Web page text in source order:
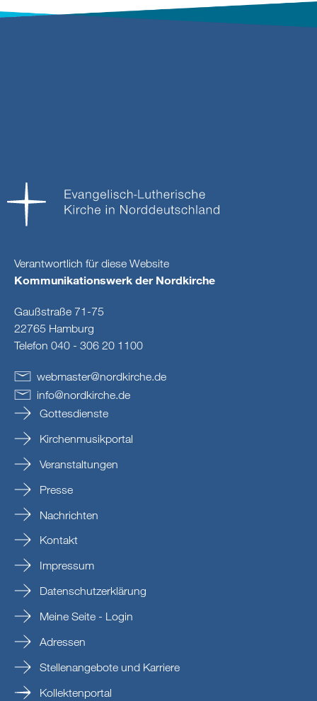
Verantwortlich für diese Website
Kommunikationswerk der Nordkirche
Gaußstraße 71-75
22765 Hamburg
Telefon 040 - 306 20 1100
webmaster@nordkirche.de
info@nordkirche.de
Gottesdienste
Kirchenmusikportal
Veranstaltungen
Presse
Nachrichten
Kontakt
Impressum
Datenschutzerklärung
Meine Seite - Login
Adressen
Stellenangebote und Karriere
Kollektenportal